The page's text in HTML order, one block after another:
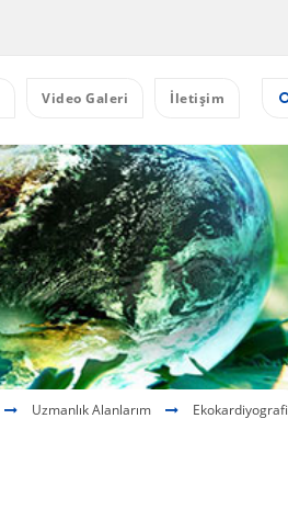
Video Galeri İletişim
Uzmanlık Alanlarım Ekokardiyografi